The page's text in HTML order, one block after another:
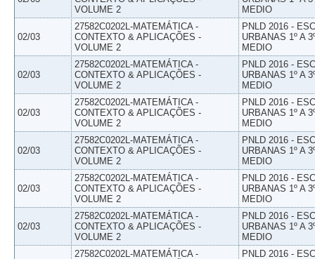
VOLUME 2
MEDIO
02/03
27582C0202L-MATEMÁTICA -
CONTEXTO & APLICAÇÕES -
VOLUME 2
PNLD 2016 -
URBANAS 1º A
MEDIO
02/03
27582C0202L-MATEMÁTICA -
CONTEXTO & APLICAÇÕES -
VOLUME 2
PNLD 2016 -
URBANAS 1º A
MEDIO
02/03
27582C0202L-MATEMÁTICA -
CONTEXTO & APLICAÇÕES -
VOLUME 2
PNLD 2016 -
URBANAS 1º A
MEDIO
02/03
27582C0202L-MATEMÁTICA -
CONTEXTO & APLICAÇÕES -
VOLUME 2
PNLD 2016 -
URBANAS 1º A
MEDIO
02/03
27582C0202L-MATEMÁTICA -
CONTEXTO & APLICAÇÕES -
VOLUME 2
PNLD 2016 -
URBANAS 1º A
MEDIO
02/03
27582C0202L-MATEMÁTICA -
CONTEXTO & APLICAÇÕES -
VOLUME 2
PNLD 2016 -
URBANAS 1º A
MEDIO
27582C0202L-MATEMÁTICA -
PNLD 2016 -